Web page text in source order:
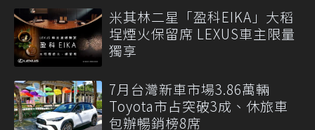
米其林二星「盈科EIKA」大稻
埕煙火保留席 LEXUS車主限量
獨享
7月台灣新車市場3.86萬輛
Toyota市占突破3成、休旅車
包辦暢銷榜8席